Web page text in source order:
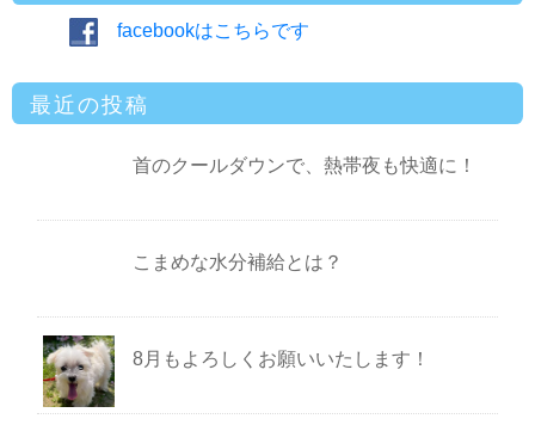
facebookはこちらです
最近の投稿
首のクールダウンで、熱帯夜も快適に！
こまめな水分補給とは？
8月もよろしくお願いいたします！